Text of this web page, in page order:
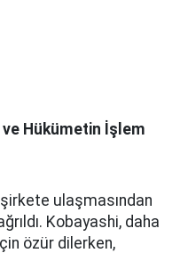
ve Hükümetin İşlem
ulaşmasından
Kobayashi, daha
özür dilerken,